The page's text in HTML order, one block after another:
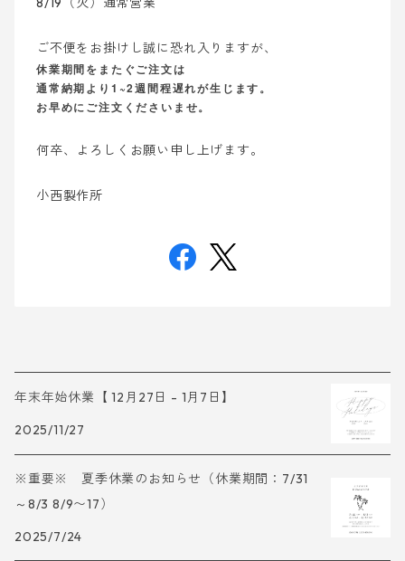
ご不便をお掛けし誠に恐れ入りますが、
休業期間をまたぐご注文は
通常納期より1~2週間程遅れが生じます。
お早めにご注文くださいませ。
何卒、よろしくお願い申し上げます。
小西製作所
年末年始休業【 12月27日 - 1月7日】
2025/11/27
※重要※ 夏季休業のお知らせ（休業期間：7/31
～8/3 8/9〜17）
2025/7/24